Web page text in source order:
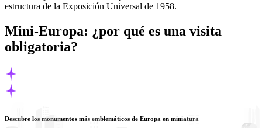
estructura de la Exposición Universal de 1958.
Mini-Europa: ¿por qué es una visita
obligatoria?
Descubre los monumentos más emblemáticos de Europa en miniatura